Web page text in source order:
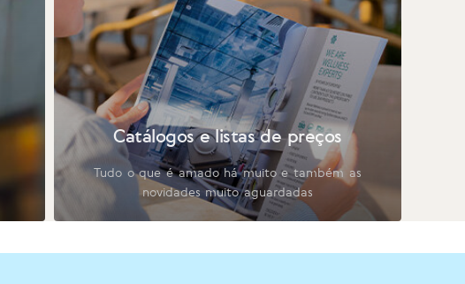
Catálogos e listas de preços
Tudo o que é amado há muito e também as
novidades muito aguardadas